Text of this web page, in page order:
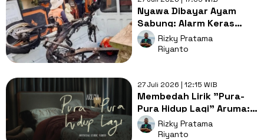
Nyawa Dibayar Ayam
Sabung: Alarm Keras
untuk Penegakan Hukum
dan Nurani Kita
Rizky Pratama
Riyanto
27 Juli 2026 | 12:15 WIB
Membedah Lirik "Pura-
Pura Hidup Lagi" Aruma:
Validasi untuk Kamu yang
Sedang Lelah Berjuang
Rizky Pratama
Riyanto